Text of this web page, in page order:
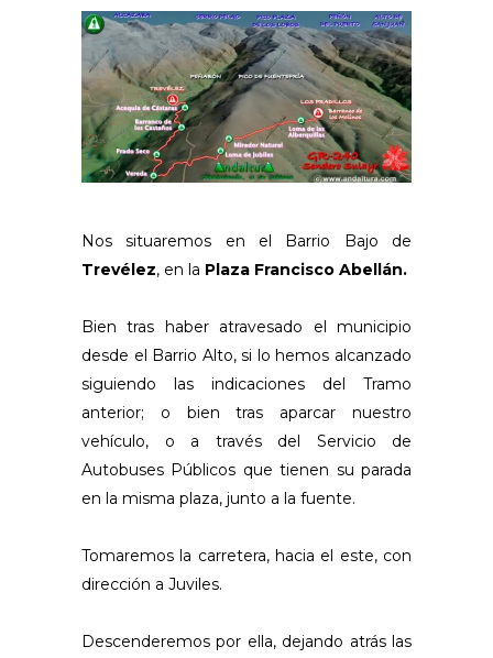
Nos situaremos en el Barrio Bajo de
Trevélez, en la Plaza Francisco Abellán.
Bien tras haber atravesado el municipio
desde el Barrio Alto, si lo hemos alcanzado
siguiendo las indicaciones del Tramo
anterior; o bien tras aparcar nuestro
vehículo, o a través del Servicio de
Autobuses Públicos que tienen su parada
en la misma plaza, junto a la fuente.
Tomaremos la carretera, hacia el este, con
dirección a Juviles.
Descenderemos por ella, dejando atrás las